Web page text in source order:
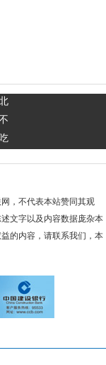
，不代表本站赞同其观
文字以及内容数据庞杂本
的内容，请联系我们，本